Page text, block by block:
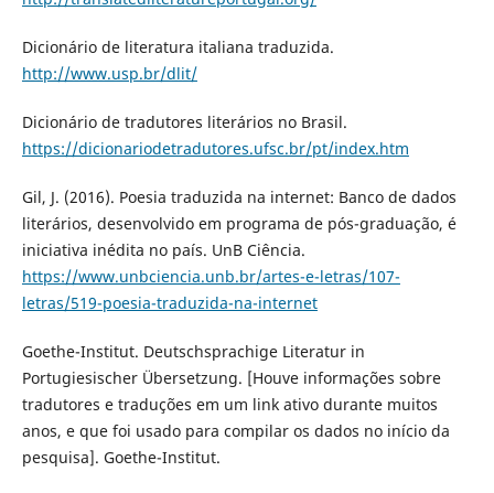
Dicionário de literatura italiana traduzida.
http://www.usp.br/dlit/
Dicionário de tradutores literários no Brasil.
https://dicionariodetradutores.ufsc.br/pt/index.htm
Gil, J. (2016). Poesia traduzida na internet: Banco de dados
literários, desenvolvido em programa de pós-graduação, é
iniciativa inédita no país. UnB Ciência.
https://www.unbciencia.unb.br/artes-e-letras/107-
letras/519-poesia-traduzida-na-internet
Goethe-Institut. Deutschsprachige Literatur in
Portugiesischer Übersetzung. [Houve informações sobre
tradutores e traduções em um link ativo durante muitos
anos, e que foi usado para compilar os dados no início da
pesquisa]. Goethe-Institut.